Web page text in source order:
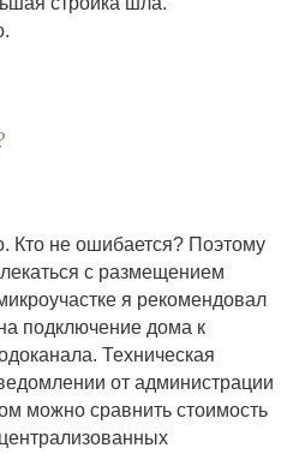
Кто не ошибается? Поэтому
с размещением
я рекомендовал
подключение дома к
Техническая
от администрации
можно сравнить стоимость